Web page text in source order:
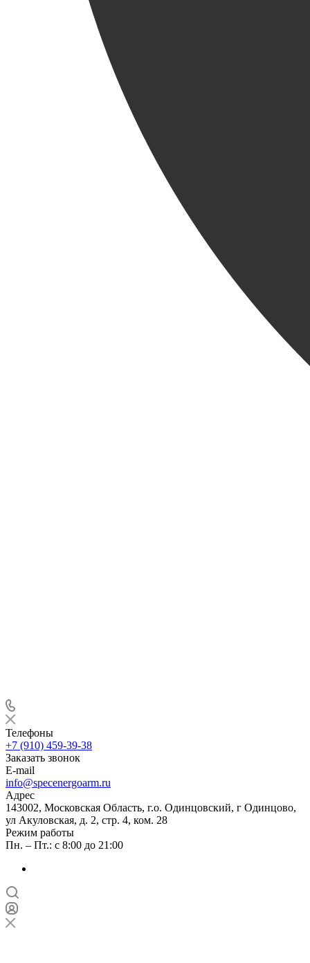
Телефоны
+7 (910) 459-39-38
Заказать звонок
E-mail
info@specenergoarm.ru
Адрес
143002, Московская Область, г.о. Одинцовский, г Одинцово,
ул Акуловская, д. 2, стр. 4, ком. 28
Режим работы
Пн. – Пт.: с 8:00 до 21:00